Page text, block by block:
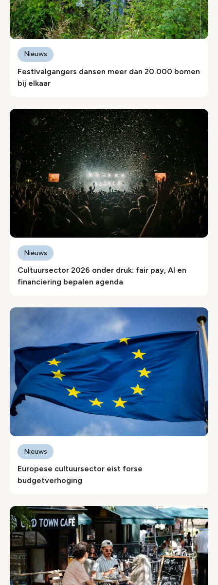
Festivalgangers dansen meer dan 20.000 bomen
bij elkaar
Nieuws
Cultuursector 2026 onder druk: fair pay, AI en
financiering bepalen agenda
Nieuws
Europese cultuursector eist forse
budgetverhoging
Nieuws